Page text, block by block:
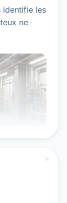
identifie les
ne